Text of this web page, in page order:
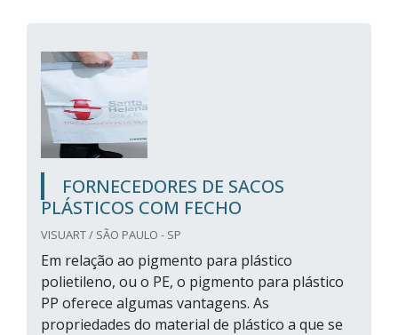
FORNECEDORES DE SACOS
PLÁSTICOS COM FECHO
VISUART / SÃO PAULO - SP
Em relação ao pigmento para plástico
polietileno, ou o PE, o pigmento para plástico
PP oferece algumas vantagens. As
propriedades do material de plástico a que se